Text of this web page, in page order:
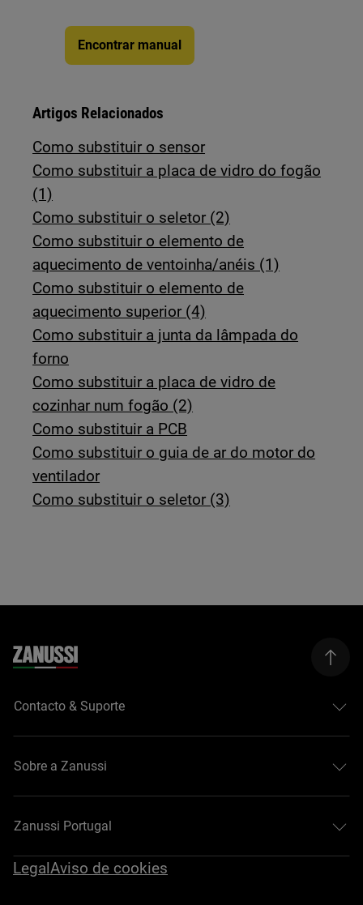
Encontrar manual
Artigos Relacionados
Como substituir o sensor
Como substituir a placa de vidro do fogão
(1)
Como substituir o seletor (2)
Como substituir o elemento de
aquecimento de ventoinha/anéis (1)
Como substituir o elemento de
aquecimento superior (4)
Como substituir a junta da lâmpada do
forno
Como substituir a placa de vidro de
cozinhar num fogão (2)
Como substituir a PCB
Como substituir o guia de ar do motor do
ventilador
Como substituir o seletor (3)
Contacto & Suporte
Sobre a Zanussi
Zanussi Portugal
LegalAviso de cookies